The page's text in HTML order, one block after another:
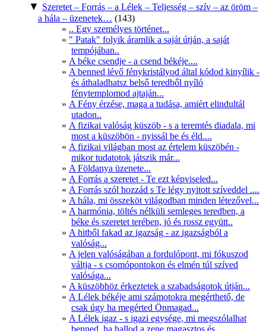
▼ Szeretet – Forrás – a Lélek – Teljesség – szív – az öröm –
a hála – üzenetek… (143)
.. Egy személyes történet...
" Patak" folyik áramlik a saját útján, a saját
tempójában..
A béke csendje - a csend békéje....
A benned lévő fénykristályod által kódod kinyílik -
és áthaladhatsz belső teredből nyíló
fénytemplomod ajtaján...
A Fény érzése, maga a tudása, amiért elindultál
utadon..
A fizikai valóság küszöb - s a teremtés diadala, mi
most a küszöbön - nyissál be és éld....
A fizikai világban most az értelem küszöbén -
mikor tudatotok játszik már...
A Földanya üzenete...
A Forrás a szeretet - Te ezt képviseled...
A Forrás szól hozzád s Te légy nyitott szíveddel ....
A hála, mi összeköt világodban minden létezővel...
A harmónia, töltés nélküli semleges teredben, a
béke és szeretet terében, jó és rossz együtt..
A hitből fakad az igazság - az igazságból a
valóság...
A jelen valóságában a fordulópont, mi fókuszod
váltja - s csomópontokon és elmén túl szíved
valósága...
A küszöbhöz érkeztetek a szabadságotok útján...
A Lélek békéje ami számotokra megérthető, de
csak úgy ha megérted Önmagad...
A Lélek igaz - s igazi egysége, mi megszólalhat
benned, ha hallod a zene magasztos és